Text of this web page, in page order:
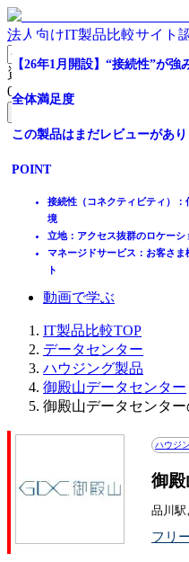
法人向けIT製品比較サイト
資料請求リスト
0 件
製品を探す
記事を読む
はじめての方へ
掲載について
ITトレンドへの
動画で学ぶ
IT製品比較TOP
データセンター
ハウジング製品
御殿山データセンター
御殿山データセンター
ハウジ
御
品川駅
フリ
テレワーク普及によるオフィス
全体満足度
この製品はまだレビューがあ
POINT
引っ越しから日々のサーバー運
業務サポートにより安心してテ
電気代、オフィスの家賃など、
全体満足度
この製品はまだレビューがあり
POINT
ミッションクリティカルデータ
大阪中心部から約20km、東京
全体満足度
この製品はまだレビューがあり
POINT
多要素認証を導入し入退室管理
南海トラフ地震の影響リスク
ベテランスタッフによる常時監
【26年1月開設】“接続性”が強
全体満足度
この製品はまだレビューがあ
POINT
接続性（コネクティビティ）
境
立地：アクセス抜群のロケーシ
マネージドサービス：お客さ
ト